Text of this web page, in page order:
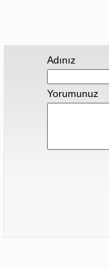
Adınız
Yorumunuz